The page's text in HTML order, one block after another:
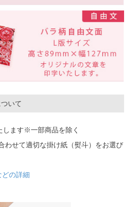
いて
します※一部商品を除く
わせて適切な掛け紙（熨斗）をお選び
の詳細